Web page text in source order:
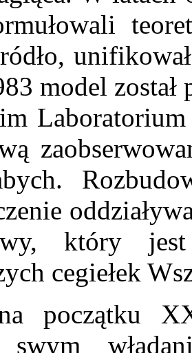
model
który
cegiełek
początku
swym